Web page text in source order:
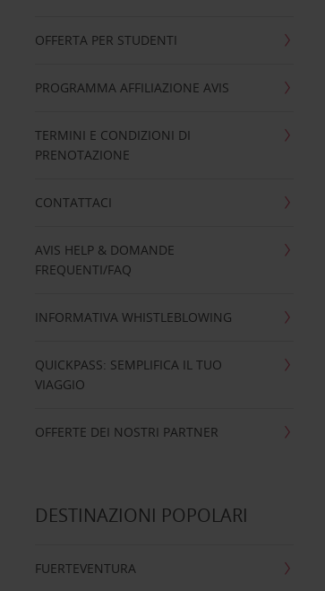
OFFERTA PER STUDENTI
PROGRAMMA AFFILIAZIONE AVIS
TERMINI E CONDIZIONI DI
PRENOTAZIONE
CONTATTACI
AVIS HELP & DOMANDE
FREQUENTI/FAQ
INFORMATIVA WHISTLEBLOWING
QUICKPASS: SEMPLIFICA IL TUO
VIAGGIO
OFFERTE DEI NOSTRI PARTNER
DESTINAZIONI POPOLARI
FUERTEVENTURA